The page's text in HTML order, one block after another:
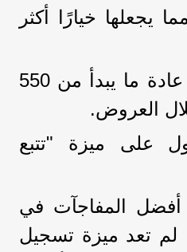
يجعلها خيارًا أكثر
· السعر التقريبي: عادة ما يبدأ من 550
العروض.
على ميزة "تتبع
المفاجآت في
لم تعد ميزة تسجيل